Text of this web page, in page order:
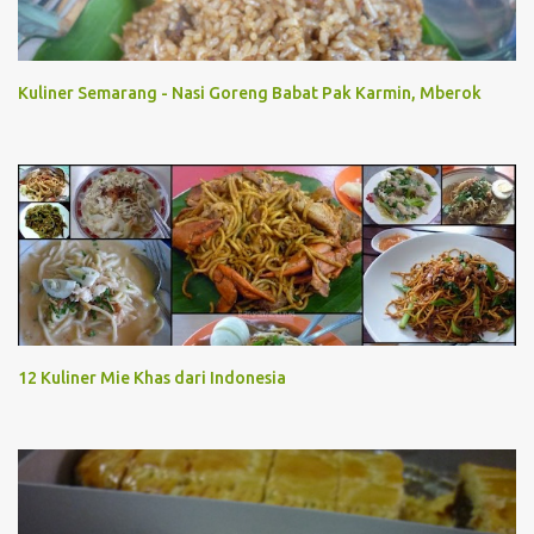
Kuliner Semarang - Nasi Goreng Babat Pak Karmin, Mberok
12 Kuliner Mie Khas dari Indonesia